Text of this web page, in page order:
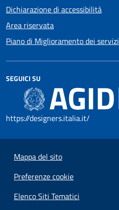
Dichiarazione di accessibilità
Area riservata
Piano di Miglioramento dei servizi
SEGUICI SU
https://designers.italia.it/
Mappa del sito
Preferenze cookie
Elenco Siti Tematici